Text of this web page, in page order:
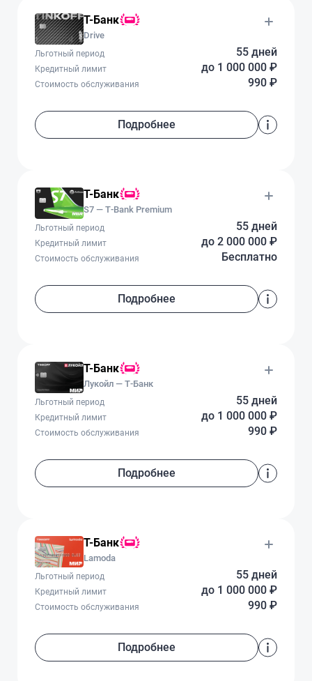
Т-Банк
Drive
55 дней
Льготный период
до 1 000 000 ₽
Кредитный лимит
990 ₽
Стоимость обслуживания
Подробнее
Т-Банк
S7 — T‑Bank Premium
55 дней
Льготный период
до 2 000 000 ₽
Кредитный лимит
Бесплатно
Стоимость обслуживания
Подробнее
Т-Банк
Лукойл — Т‑Банк
55 дней
Льготный период
до 1 000 000 ₽
Кредитный лимит
990 ₽
Стоимость обслуживания
Подробнее
Т-Банк
Lamoda
55 дней
Льготный период
до 1 000 000 ₽
Кредитный лимит
990 ₽
Стоимость обслуживания
Подробнее